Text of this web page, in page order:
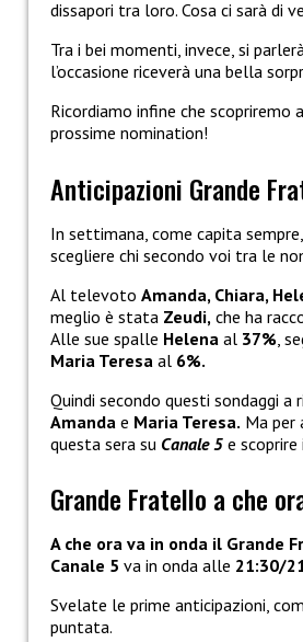
dissapori tra loro. Cosa ci sarà di
Tra i bei momenti, invece, si
l’occasione riceverà una bella
Ricordiamo infine che scopriremo
prossime nomination!
Anticipazioni Grande
In settimana, come capita sempre,
scegliere chi secondo voi tra le
Al televoto Amanda, Chiara,
meglio è stata Zeudi, che ha
Alle sue spalle Helena al 37% ,
Maria Teresa al 6%.
Quindi secondo questi sondaggi
Amanda e Maria Teresa. Ma
questa sera su Canale 5 e
Grande Fratello a che
A che ora va in onda il Grande
Canale 5 va in onda alle 21:30/
Svelate le prime anticipazioni,
puntata.